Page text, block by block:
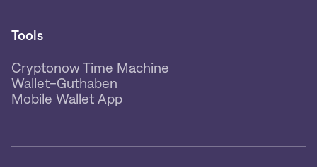
Tools
Cryptonow Time Machine
Wallet-Guthaben
Mobile Wallet App